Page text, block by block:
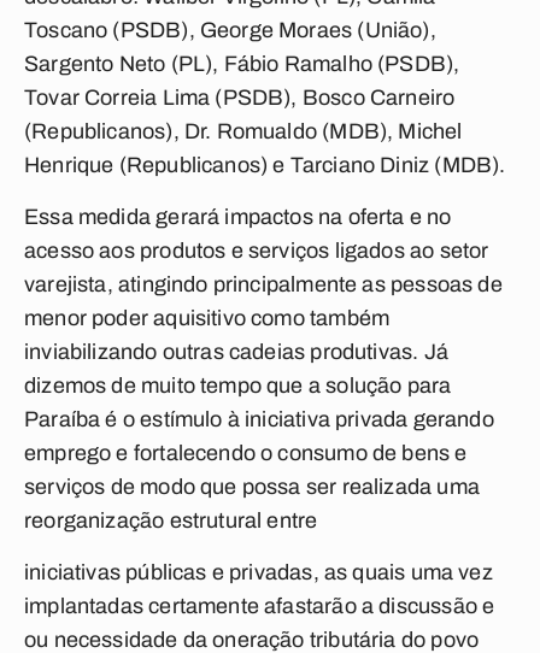
Toscano (PSDB), George Moraes (União),
Sargento Neto (PL), Fábio Ramalho (PSDB),
Tovar Correia Lima (PSDB), Bosco Carneiro
(Republicanos), Dr. Romualdo (MDB), Michel
Henrique (Republicanos) e Tarciano Diniz (MDB).
Essa medida gerará impactos na oferta e no
acesso aos produtos e serviços ligados ao setor
varejista, atingindo principalmente as pessoas de
menor poder aquisitivo como também
inviabilizando outras cadeias produtivas. Já
dizemos de muito tempo que a solução para
Paraíba é o estímulo à iniciativa privada gerando
emprego e fortalecendo o consumo de bens e
serviços de modo que possa ser realizada uma
reorganização estrutural entre
iniciativas públicas e privadas, as quais uma vez
implantadas certamente afastarão a discussão e
ou necessidade da oneração tributária do povo